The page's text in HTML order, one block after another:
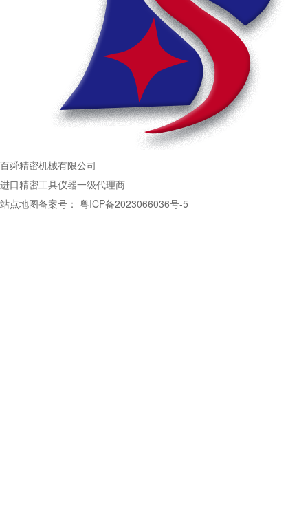
百舜精密机械有限公司
进口精密工具仪器一级代理商
站点地图备案号： 粤ICP备2023066036号-5